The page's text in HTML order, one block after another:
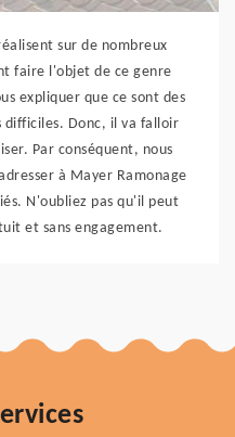
sur de nombreux
faire l'objet de ce genre
expliquer que ce sont des
Donc, il va falloir
Par conséquent, nous
à Mayer Ramonage
N'oubliez pas qu'il peut
et sans engagement.